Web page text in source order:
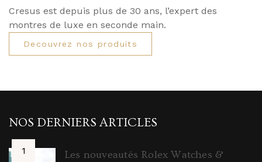
Cresus est depuis plus de 30 ans, l’expert des
montres de luxe en seconde main.
Decouvrez nos produits
NOS DERNIERS ARTICLES
Les nouveautés Rolex Watches &